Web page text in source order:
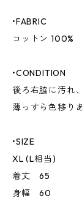
•FABRIC
コットン 100%
•CONDITION
後ろ右脇に汚れ
薄っすら色移り
•SIZE
XL (L相当)
着丈 65
身幅 60